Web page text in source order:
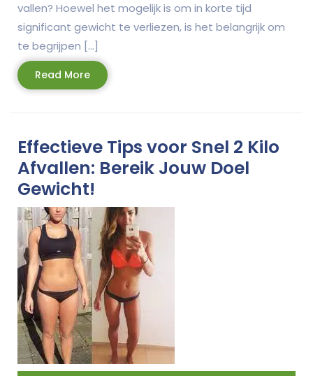
vallen? Hoewel het mogelijk is om in korte tijd
significant gewicht te verliezen, is het belangrijk om
te begrijpen […]
Read MoreRead
More
Effectieve Tips voor Snel 2 Kilo
Afvallen: Bereik Jouw Doel
Gewicht!